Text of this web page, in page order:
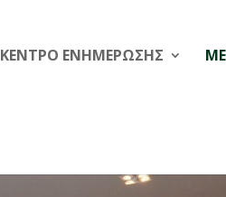
ΚΕΝΤΡΟ ΕΝΗΜΕΡΩΣΗΣ